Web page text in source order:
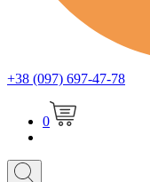
+38 (097) 697-47-78
0